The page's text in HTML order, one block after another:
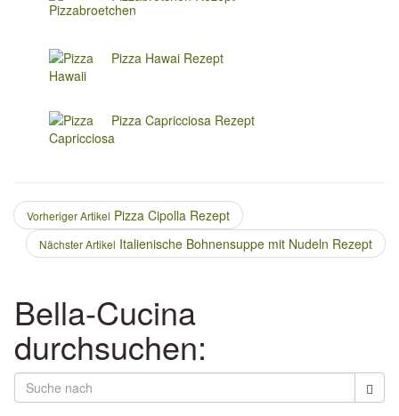
Pizza Hawai Rezept
Pizza Capricciosa Rezept
Vorheriger Artikel Pizza Cipolla Rezept
Nächster Artikel Italienische Bohnensuppe mit Nudeln Rezept
Bella-Cucina
durchsuchen: